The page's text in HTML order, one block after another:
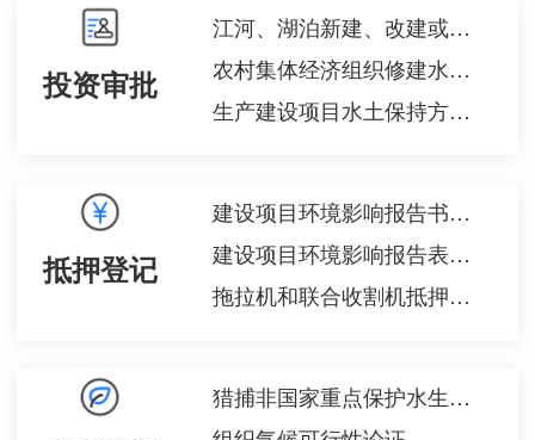
投资审批
江河、湖泊新建、改建或者扩大排污口审核
农村集体经济组织修建水库审批
生产建设项目水土保持方案审批
抵押登记
建设项目环境影响报告书审批（市县级）
建设项目环境影响报告表审批（市县级）
拖拉机和联合收割机抵押登记
猎捕非国家重点保护水生野生动物审批